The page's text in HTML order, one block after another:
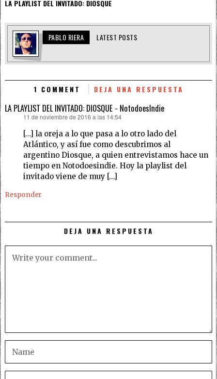
LA PLAYLIST DEL INVITADO: DIOSQUE
PABLO RIERA LATEST POSTS
1 COMMENT DEJA UNA RESPUESTA
LA PLAYLIST DEL INVITADO: DIOSQUE - NotodoesIndie
11 de noviembre de 2016 a las 14:54
[…] la oreja a lo que pasa a lo otro lado del
Atlántico, y así fue como descubrimos al
argentino Diosque, a quien entrevistamos hace un
tiempo en Notodoesindie. Hoy la playlist del
invitado viene de muy […]
Responder
DEJA UNA RESPUESTA